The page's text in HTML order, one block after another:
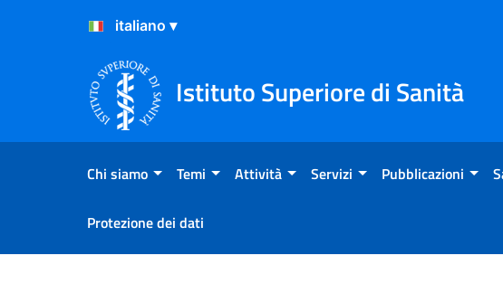
Salta al Contenuto
Salta al Footer
Istituto Superiore di Sanità
Chi siamo Temi Attività Servizi Pubblicazioni
Protezione dei dati